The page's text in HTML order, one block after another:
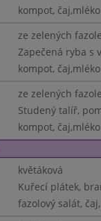
kompot, čaj,mléko
ze zelených
Zapečená ryba s
kompot, čaj,mléko
ze zelených
Studený talíř,
kompot, čaj,mléko
květáková
Kuřecí plátek,
fazolový salát,